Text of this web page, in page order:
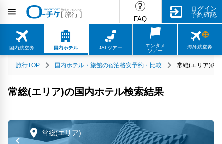
FAQ
ログイン
予約確認
国内航空券 国内ホテル JALツアー
エンタメ
ツアー
海外航空券
旅行TOP 国内ホテル・旅館の宿泊格安予約・比較 常総(エリア)の
常総(エリア)の国内ホテル検索結果
常総(エリア)